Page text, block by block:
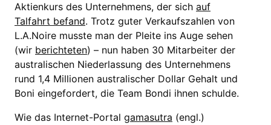
Aktienkurs des Unternehmens, der sich auf
Talfahrt befand. Trotz guter Verkaufszahlen von
L.A.Noire musste man der Pleite ins Auge sehen
(wir berichteten) – nun haben 30 Mitarbeiter der
australischen Niederlassung des Unternehmens
rund 1,4 Millionen australischer Dollar Gehalt und
Boni eingefordert, die Team Bondi ihnen schulde.
Wie das Internet-Portal gamasutra (engl.)